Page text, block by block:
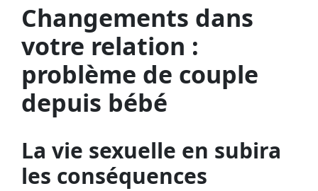
Changements dans
votre relation :
problème de couple
depuis bébé
La vie sexuelle en subira
les conséquences